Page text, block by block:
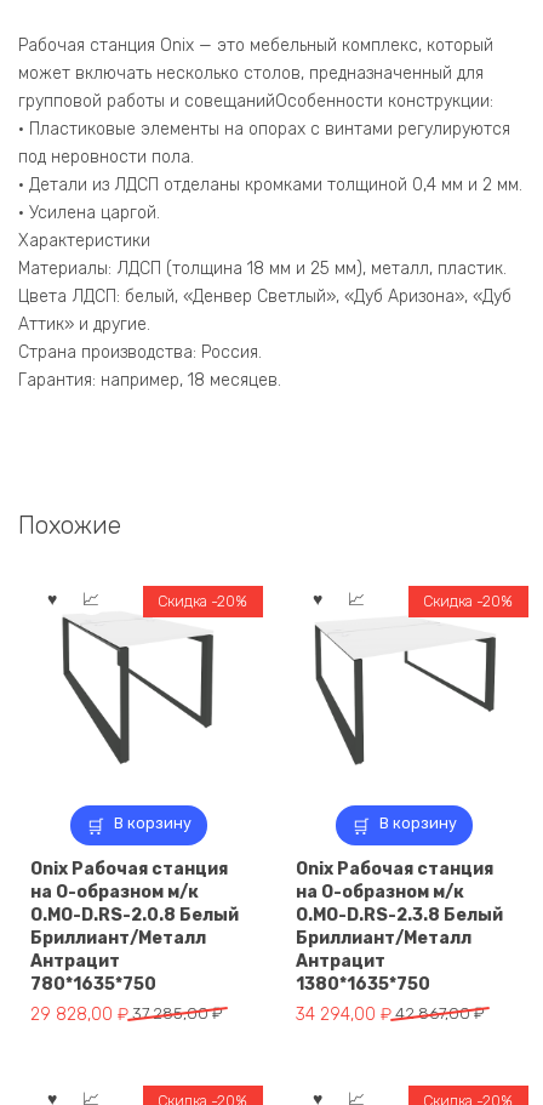
Белый
Бриллиант/
Металл
Антрацит
Рабочая станция Onix — это мебельный комплекс, который
может включать несколько столов, предназначенный для
групповой работы и совещанийОсобенности конструкции:
• Пластиковые элементы на опорах с винтами регулируются
под неровности пола.
• Детали из ЛДСП отделаны кромками толщиной 0,4 мм и 2 мм.
• Усилена царгой.
Характеристики
Материалы: ЛДСП (толщина 18 мм и 25 мм), металл, пластик.
Цвета ЛДСП: белый, «Денвер Светлый», «Дуб Аризона», «Дуб
Аттик» и другие.
Страна производства: Россия.
Гарантия: например, 18 месяцев.
Похожие
В корзину
Скидка -20%
Onix Рабочая станция
на О-образном м/к
O.MO-D.RS-2.0.8 Белый
Бриллиант/Металл
Антрацит
780*1635*750
37 285,00₽
Первоначальная
29 828,00 ₽
Текущая
828,00 ₽.
В корзину
Скидка -20%
Onix Рабочая станция
на О-образном м/к
O.MO-D.RS-2.3.8 Белый
Бриллиант/Металл
Антрацит
1380*1635*750
42 867,00₽
Первоначальная
34 294,00 ₽
Текущая
294,00 ₽.
Скидка -20% Скидка -20%